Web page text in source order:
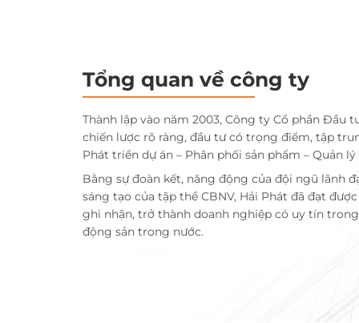
Tổng quan về công ty
Thành lập vào năm 2003, Công ty Cổ phần Đầu
chiến lược rõ ràng, đầu tư có trọng điểm, tập
Phát triển dự án – Phân phối sản phẩm – Quản
Bằng sự đoàn kết, năng động của đội ngũ lãnh
sáng tạo của tập thể CBNV, Hải Phát đã đạt
ghi nhận, trở thành doanh nghiệp có uy tín
động sản trong nước.